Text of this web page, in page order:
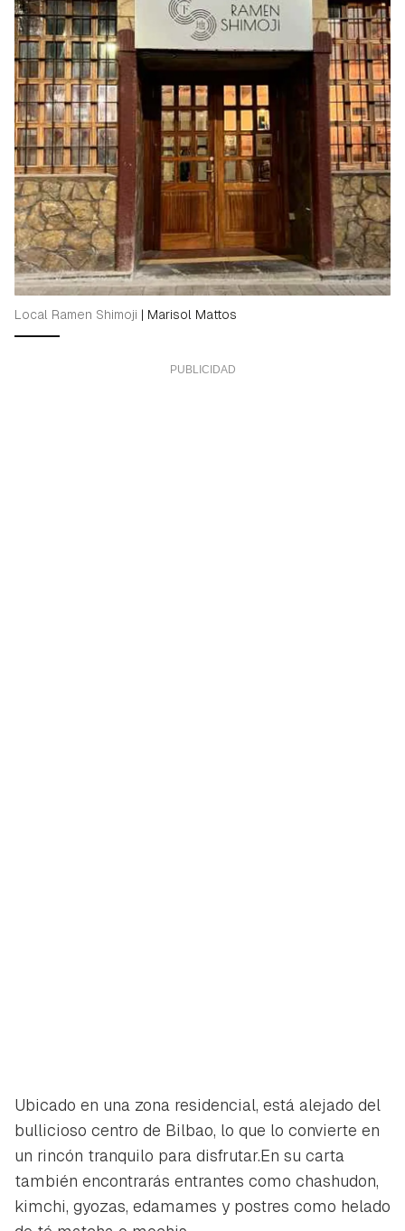
Local Ramen Shimoji | Marisol Mattos
Ubicado en una zona residencial, está alejado del
bullicioso centro de Bilbao, lo que lo convierte en
un rincón tranquilo para disfrutar.En su carta
también encontrarás entrantes como chashudon,
kimchi, gyozas, edamames y postres como helado